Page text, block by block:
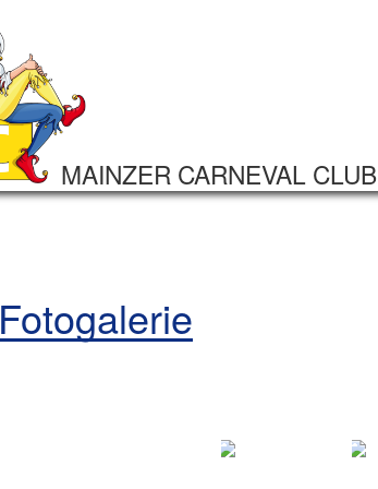
MAINZER CARNEVAL CLUB
Fotogalerie